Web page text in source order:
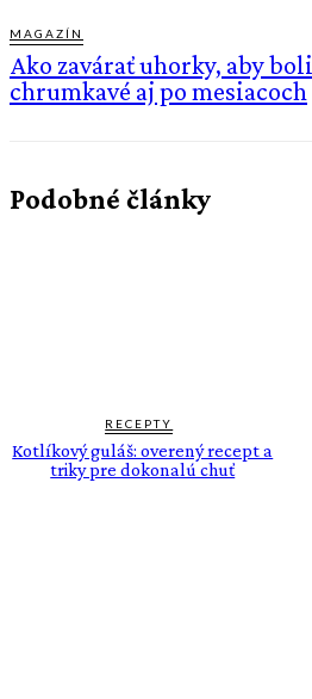
MAGAZÍN
Ako zavárať uhorky, aby boli
chrumkavé aj po mesiacoch
Podobné články
RECEPTY
Kotlíkový guláš: overený recept a
triky pre dokonalú chuť